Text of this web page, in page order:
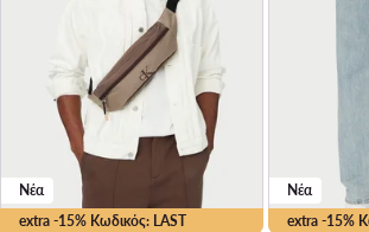
extra -15% Κωδικός: LAST
Νέα
extra -15%
Νέα